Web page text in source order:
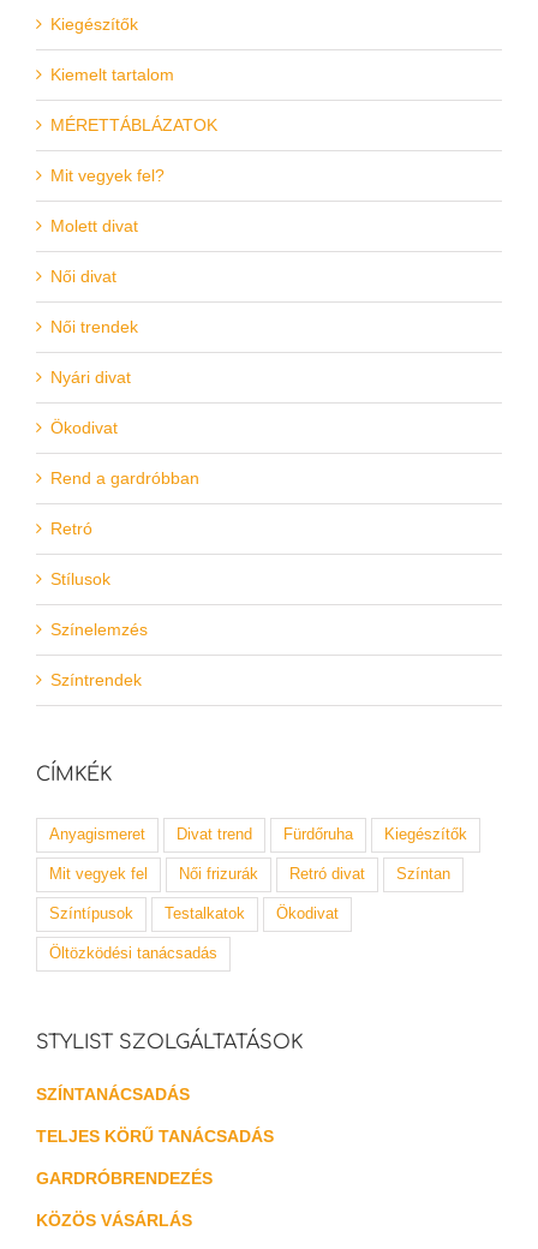
Kiegészítők
Kiemelt tartalom
MÉRETTÁBLÁZATOK
Mit vegyek fel?
Molett divat
Női divat
Női trendek
Nyári divat
Ökodivat
Rend a gardróbban
Retró
Stílusok
Színelemzés
Színtrendek
CÍMKÉK
Anyagismeret Divat trend Fürdőruha Kiegészítők
Mit vegyek fel Női frizurák Retró divat Színtan
Színtípusok Testalkatok Ökodivat
Öltözködési tanácsadás
STYLIST SZOLGÁLTATÁSOK
SZÍNTANÁCSADÁS
TELJES KÖRŰ TANÁCSADÁS
GARDRÓBRENDEZÉS
KÖZÖS VÁSÁRLÁS